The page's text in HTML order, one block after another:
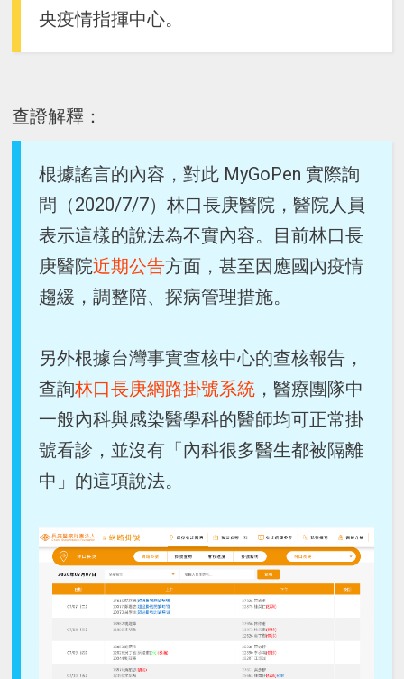
央疫情指揮中心。
查證解釋：
根據謠言的內容，對此 MyGoPen 實際詢
問（2020/7/7）林口長庚醫院，醫院人員
表示這樣的說法為不實內容。目前林口長
庚醫院近期公告方面，甚至因應國內疫情
趨緩，調整陪、探病管理措施。
另外根據台灣事實查核中心的查核報告，
查詢林口長庚網路掛號系統 ，醫療團隊中
一般內科與感染醫學科的醫師均可正常掛
號看診，並沒有「內科很多醫生都被隔離
中」的這項說法。